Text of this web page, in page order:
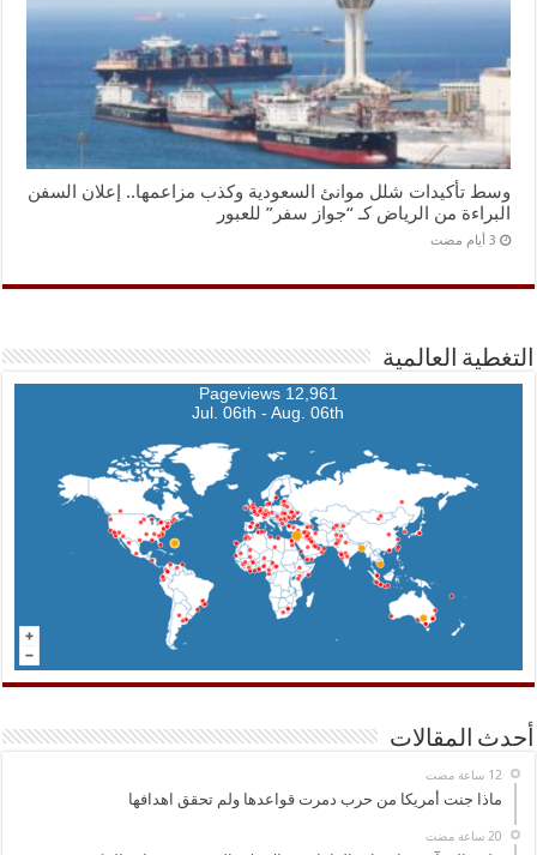
وسط تأكيدات شلل موانئ السعودية وكذب مزاعمها.. إعلان السفن
البراءة من الرياض كـ “جواز سفر” للعبور
التغطية العالمية
12,961 Pageviews
Jul. 06th - Aug. 06th
أحدث المقالات
ماذا جنت أمريكا من حرب دمرت قواعدها ولم تحقق اهدافها